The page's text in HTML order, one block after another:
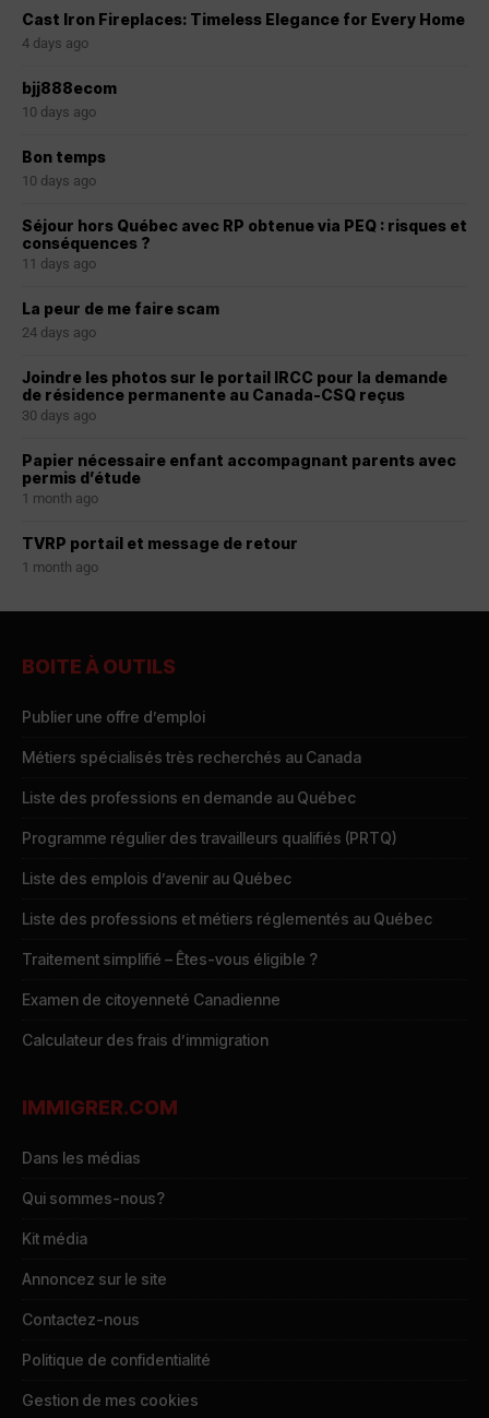
Cast Iron Fireplaces: Timeless Elegance for Every Home
4 days ago
bjj888ecom
10 days ago
Bon temps
10 days ago
Séjour hors Québec avec RP obtenue via PEQ : risques et
conséquences ?
11 days ago
La peur de me faire scam
24 days ago
Joindre les photos sur le portail IRCC pour la demande
de résidence permanente au Canada-CSQ reçus
30 days ago
Papier nécessaire enfant accompagnant parents avec
permis d’étude
1 month ago
TVRP portail et message de retour
1 month ago
BOITE À OUTILS
Publier une offre d’emploi
Métiers spécialisés très recherchés au Canada
Liste des professions en demande au Québec
Programme régulier des travailleurs qualifiés (PRTQ)
Liste des emplois d’avenir au Québec
Liste des professions et métiers réglementés au Québec
Traitement simplifié – Êtes-vous éligible ?
Examen de citoyenneté Canadienne
Calculateur des frais d’immigration
IMMIGRER.COM
Dans les médias
Qui sommes-nous?
Kit média
Annoncez sur le site
Contactez-nous
Politique de confidentialité
Gestion de mes cookies